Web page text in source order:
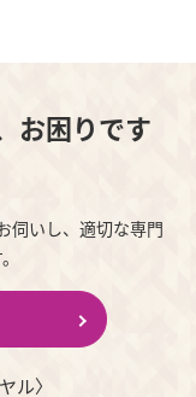
お困りです
伺いし、適切な専門
ル〉